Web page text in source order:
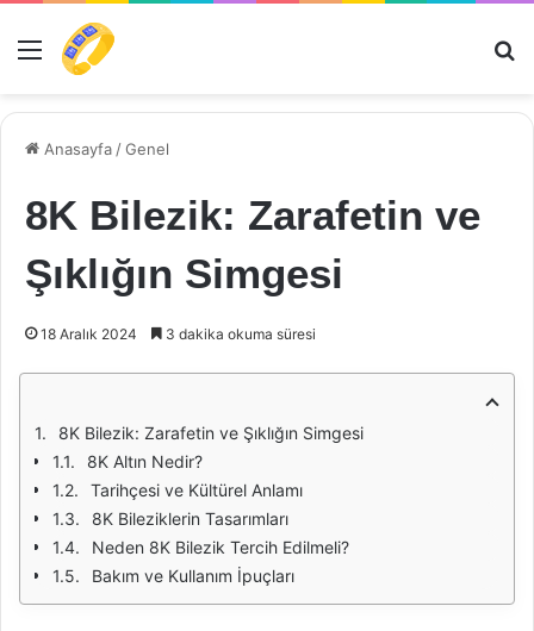
Menü
Anasayfa /Genel
8K Bilezik: Zarafetin ve
Şıklığın Simgesi
18 Aralık 2024 3 dakika okuma süresi
8K Bilezik: Zarafetin ve Şıklığın Simgesi
8K Altın Nedir?
Tarihçesi ve Kültürel Anlamı
8K Bileziklerin Tasarımları
Neden 8K Bilezik Tercih Edilmeli?
Bakım ve Kullanım İpuçları